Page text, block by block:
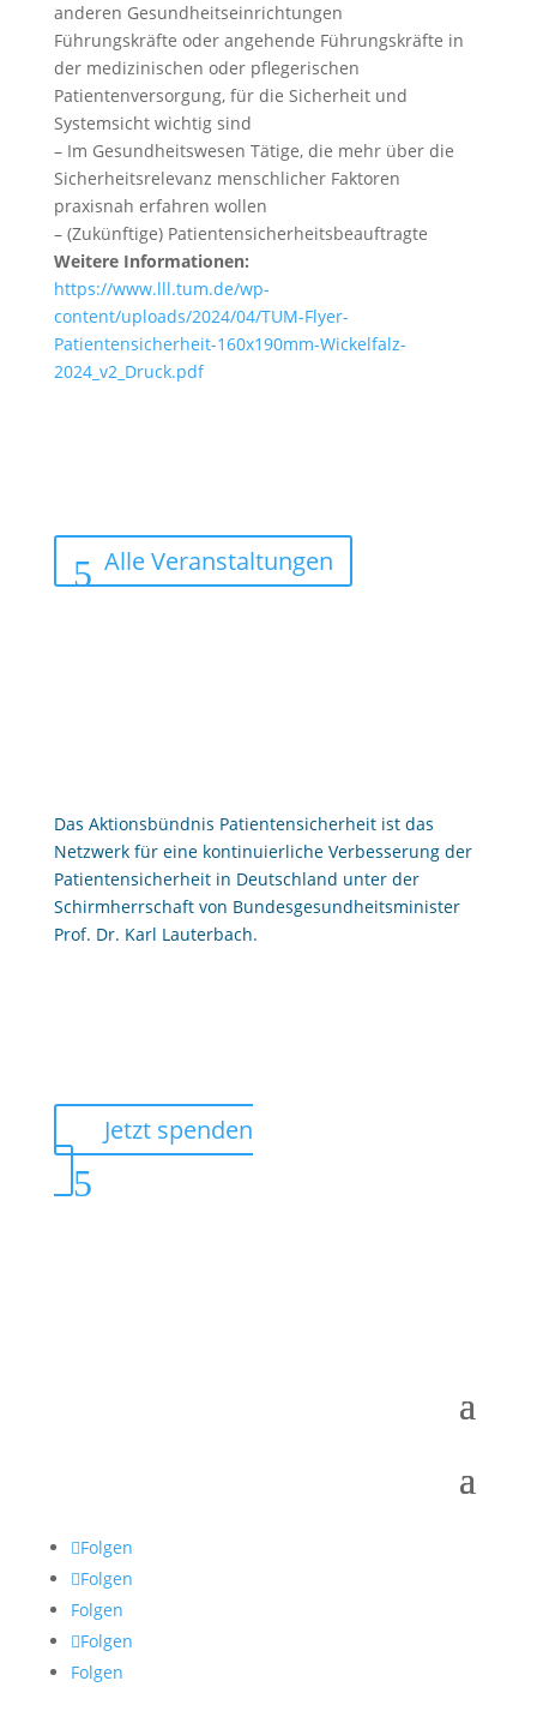
anderen Gesundheitseinrichtungen
Führungskräfte oder angehende Führungskräfte in
der medizinischen oder pflegerischen
Patientenversorgung, für die Sicherheit und
Systemsicht wichtig sind
– Im Gesundheitswesen Tätige, die mehr über die
Sicherheitsrelevanz menschlicher Faktoren
praxisnah erfahren wollen
– (Zukünftige) Patientensicherheitsbeauftragte
Weitere Informationen:
https://www.lll.tum.de/wp-
content/uploads/2024/04/TUM-Flyer-
Patientensicherheit-160x190mm-Wickelfalz-
2024_v2_Druck.pdf
Alle Veranstaltungen
Das Aktionsbündnis Patientensicherheit ist das
Netzwerk für eine kontinuierliche Verbesserung der
Patientensicherheit in Deutschland unter der
Schirmherrschaft von Bundesgesundheitsminister
Prof. Dr. Karl Lauterbach.
Jetzt spenden
Folgen
Folgen
Folgen
Folgen
Folgen